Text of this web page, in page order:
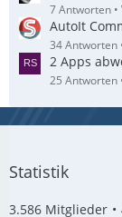
7 Antworten
AutoIt
34 Antworten
2 Apps
25 Antworten
Statistik
3.586 Mitglieder